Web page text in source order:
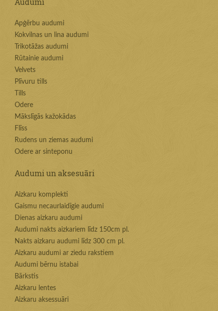
Apģērbu audumi
Kokvilnas un lina audumi
Trikotāžas audumi
Rūtainie audumi
Velvets
Plīvuru tills
Tills
Odere
Mākslīgās kažokādas
Flīss
Rudens un ziemas audumi
Odere ar sinteponu
Audumi un aksesuāri
Aizkaru komplekti
Gaismu necaurlaidīgie audumi
Dienas aizkaru audumi
Audumi nakts aizkariem līdz 150cm pl.
Nakts aizkaru audumi līdz 300 cm pl.
Aizkaru audumi ar ziedu rakstiem
Audumi bērnu istabai
Bārkstis
Aizkaru lentes
Aizkaru aksessuāri